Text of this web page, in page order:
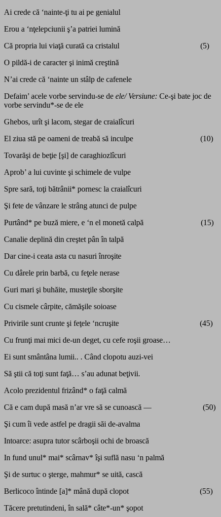
Ai crede că ‘nainte-ţi tu ai pe genialul
Erou a ‘nţelepciunii ş’a patriei lumină
Că propria lui viaţă curată ca cristalul (5)
O pildă-i de caracter şi inimă creştină
N’ai crede că ‘nainte un stâlp de cafenele
Defaim’ acele vorbe servindu-se de ele/ Versiune: Ce-şi bate joc de
vorbe servindu*-se de ele
Ghebos, urît şi lacom, stegar de craialîcuri
El ziua stă pe oameni de treabă să inculpe (10)
Tovarăşi de beţie [şi] de caraghiozlîcuri
Aprob’ a lui cuvinte şi schimele de vulpe
Spre sară, toţi bătrânii* pornesc la craialîcuri
Şi fete de vânzare le strâng atunci de pulpe
Purtând* pe buză miere, e ‘n el monetă calpă (15)
Canalie deplină din creştet pân în talpă
Dar cine-i ceata asta cu nasuri înroşite
Cu dârele prin barbă, cu feţele nerase
Guri mari şi buhăite, musteţile sborşite
Cu cismele cârpite, cămăşile soioase
Privirile sunt crunte şi feţele ‘ncruşite (45)
Cu frunţi mai mici de-un deget, cu cefe roşii groase…
Ei sunt smântâna lumii.. . Când clopotu auzi-vei
Să ştii că toţi sunt faţă… s’au adunat beţivii.
Acolo prezidentul frizând* o faţă calmă
Că e cam după masă n’ar vre să se cunoască — (50)
Şi cum îi vede astfel pe dragii săi de-avalma
Intoarce: asupra tutor scârboşii ochi de broască
In fund unul* mai* scârnav* îşi suflă nasu ‘n palmă
Şi de surtuc o şterge, mahmur* se uită, cască
Berlicoco întinde [a]* mână după clopot (55)
Tăcere pretutindeni, în sală* câte*-un* şopot